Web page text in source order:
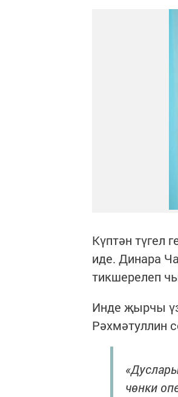
Күптән түгел
иде. Динара
тикшерелеп
Инде җырчы
Рәхмәтуллин
чөнки